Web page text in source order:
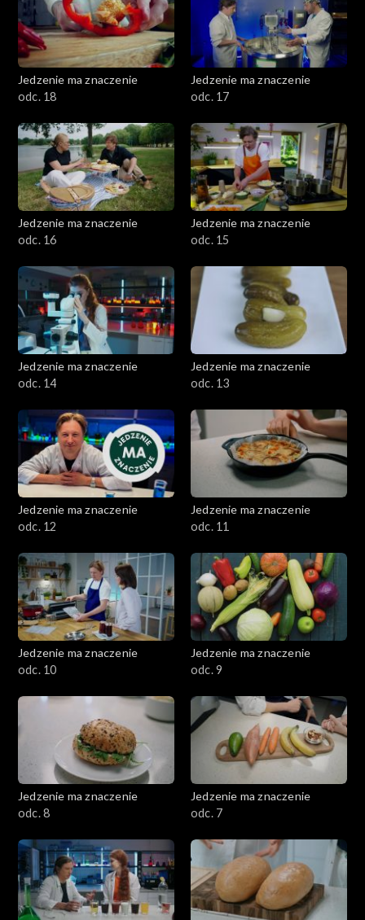
Jedzenie ma znaczenie
odc. 18
Jedzenie ma znaczenie
odc. 17
Jedzenie ma znaczenie
odc. 16
Jedzenie ma znaczenie
odc. 15
Jedzenie ma znaczenie
odc. 14
Jedzenie ma znaczenie
odc. 13
Jedzenie ma znaczenie
odc. 12
Jedzenie ma znaczenie
odc. 11
Jedzenie ma znaczenie
odc. 10
Jedzenie ma znaczenie
odc. 9
Jedzenie ma znaczenie
odc. 8
Jedzenie ma znaczenie
odc. 7